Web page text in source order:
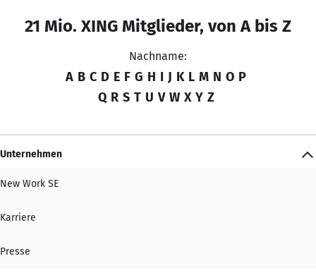
21 Mio. XING Mitglieder, von A bis Z
Nachname:
A B C D E F G H I J K L M N O P
Q R S T U V W X Y Z
Unternehmen
New Work SE
Karriere
Presse